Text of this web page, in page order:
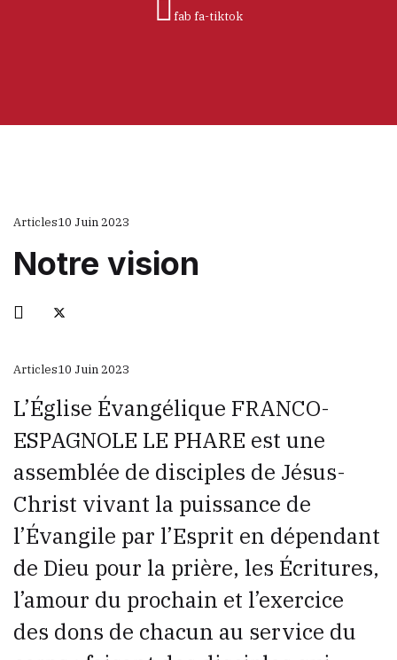
fab fa-tiktok
Articles10 Juin 2023
Notre vision
Articles10 Juin 2023
L’Église Évangélique FRANCO-
ESPAGNOLE LE PHARE est une
assemblée de disciples de Jésus-
Christ vivant la puissance de
l’Évangile par l’Esprit en dépendant
de Dieu pour la prière, les Écritures,
l’amour du prochain et l’exercice
des dons de chacun au service du